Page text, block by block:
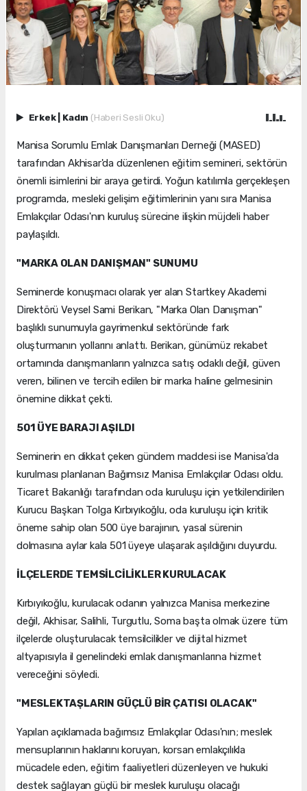
Erkek Kadın (Haberi Sesli Oku)
Manisa Sorumlu Emlak Danışmanları Derneği (MASED)
tarafından Akhisar'da düzenlenen eğitim semineri, sektörün
önemli isimlerini bir araya getirdi. Yoğun katılımla gerçekleşen
programda, mesleki gelişim eğitimlerinin yanı sıra Manisa
Emlakçılar Odası'nın kuruluş sürecine ilişkin müjdeli haber
paylaşıldı.
"MARKA OLAN DANIŞMAN" SUNUMU
Seminerde konuşmacı olarak yer alan Startkey Akademi
Direktörü Veysel Sami Berikan, "Marka Olan Danışman"
başlıklı sunumuyla gayrimenkul sektöründe fark
oluşturmanın yollarını anlattı. Berikan, günümüz rekabet
ortamında danışmanların yalnızca satış odaklı değil, güven
veren, bilinen ve tercih edilen bir marka haline gelmesinin
önemine dikkat çekti.
501 ÜYE BARAJI AŞILDI
Seminerin en dikkat çeken gündem maddesi ise Manisa'da
kurulması planlanan Bağımsız Manisa Emlakçılar Odası oldu.
Ticaret Bakanlığı tarafından oda kuruluşu için yetkilendirilen
Kurucu Başkan Tolga Kırbıyıkoğlu, oda kuruluşu için kritik
öneme sahip olan 500 üye barajının, yasal sürenin
dolmasına aylar kala 501 üyeye ulaşarak aşıldığını duyurdu.
İLÇELERDE TEMSİLCİLİKLER KURULACAK
Kırbıyıkoğlu, kurulacak odanın yalnızca Manisa merkezine
değil, Akhisar, Salihli, Turgutlu, Soma başta olmak üzere tüm
ilçelerde oluşturulacak temsilcilikler ve dijital hizmet
altyapısıyla il genelindeki emlak danışmanlarına hizmet
vereceğini söyledi.
"MESLEKTAŞLARIN GÜÇLÜ BİR ÇATISI OLACAK"
Yapılan açıklamada bağımsız Emlakçılar Odası'nın; meslek
mensuplarının haklarını koruyan, korsan emlakçılıkla
mücadele eden, eğitim faaliyetleri düzenleyen ve hukuki
destek sağlayan güçlü bir meslek kuruluşu olacağı